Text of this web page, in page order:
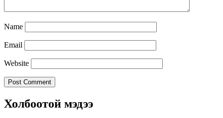
Name
Email
Website
Холбоотой мэдээ